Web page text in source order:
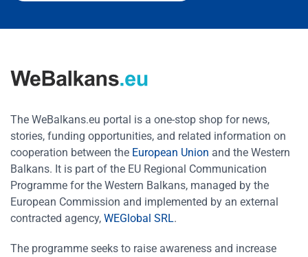
The WeBalkans.eu portal is a one-stop shop for news,
stories, funding opportunities, and related information on
cooperation between the European Union and the Western
Balkans. It is part of the EU Regional Communication
Programme for the Western Balkans, managed by the
European Commission and implemented by an external
contracted agency, WEGlobal SRL.
The programme seeks to raise awareness and increase